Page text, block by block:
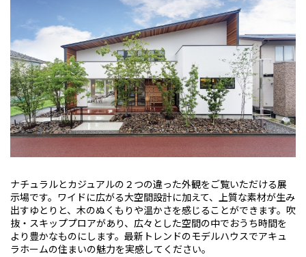
ナチュラルとカジュアルの２つの違った外観をご覧いただける展
示場です。ワイドに広がる大空間設計に加えて、上質な素材が生み
出すゆとりと、木のぬくもりや温かさを感じることができます。吹
抜・スキッププロアがあり、広々とした空間の中でおうち時間を
より豊かなものにします。最新トレンドのモデルハウスでアキュ
ラホームの住まいの魅力を実感してください。